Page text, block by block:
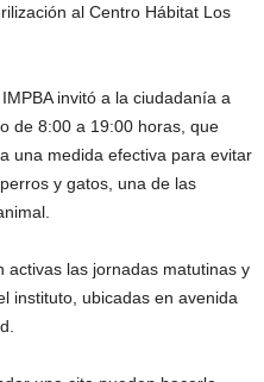
al Centro Hábitat Los
invitó a la ciudadanía a
de 8:00 a 19:00 horas, que
una medida efectiva para evitar
y gatos, una de las
activas las jornadas matutinas y
instituto, ubicadas en avenida